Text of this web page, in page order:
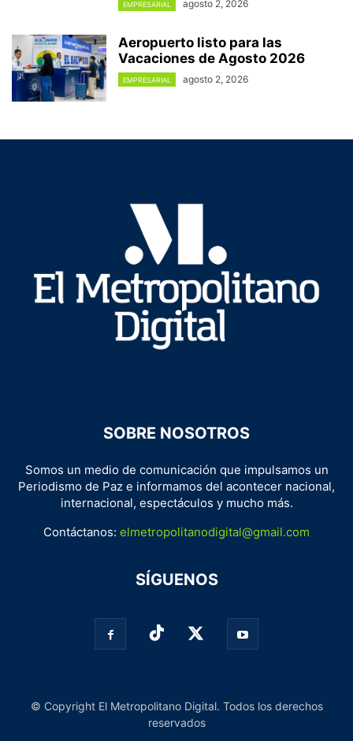
EMPRESARIAL agosto 2, 2026
Aeropuerto listo para las
Vacaciones de Agosto 2026
EMPRESARIAL agosto 2, 2026
SOBRE NOSOTROS
Somos un medio de comunicación que impulsamos un
Periodismo de Paz e informamos del acontecer nacional,
internacional, espectáculos y mucho más.
Contáctanos: elmetropolitanodigital@gmail.com
SÍGUENOS
© Copyright El Metropolitano Digital. Todos los derechos
reservados